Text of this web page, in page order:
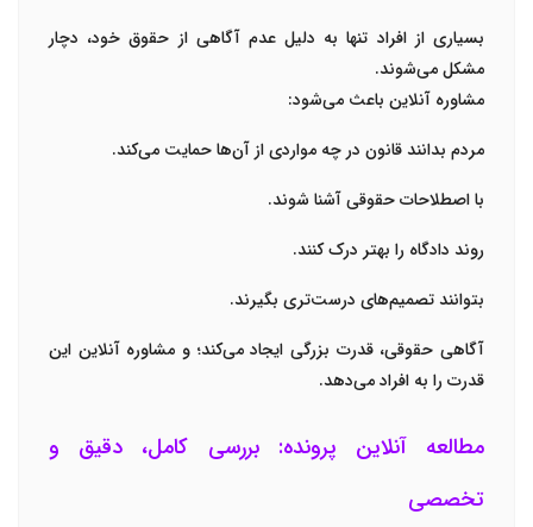
بسیاری از افراد تنها به دلیل عدم آگاهی از حقوق خود، دچار
مشکل می‌شوند.
مشاوره آنلاین باعث می‌شود:
مردم بدانند قانون در چه مواردی از آن‌ها حمایت می‌کند.
با اصطلاحات حقوقی آشنا شوند.
روند دادگاه را بهتر درک کنند.
بتوانند تصمیم‌های درست‌تری بگیرند.
آگاهی حقوقی، قدرت بزرگی ایجاد می‌کند؛ و مشاوره آنلاین این
قدرت را به افراد می‌دهد.
مطالعه آنلاین پرونده: بررسی کامل، دقیق و
تخصصی